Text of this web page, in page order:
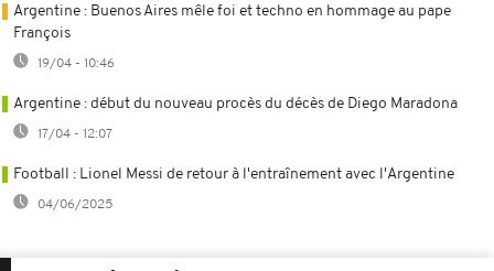
Argentine : Buenos Aires mêle foi et techno en hommage au pape
François
19/04 - 10:46
Argentine : début du nouveau procès du décès de Diego Maradona
17/04 - 12:07
Football : Lionel Messi de retour à l'entraînement avec l'Argentine
04/06/2025